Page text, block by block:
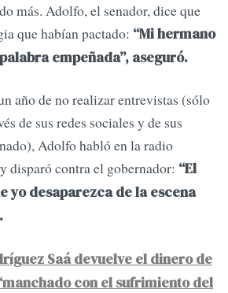
más. Adolfo, el senador, dice que
que habían pactado: “Mi hermano
empeñada”, aseguró.
año de no realizar entrevistas (sólo
de sus redes sociales y de sus
Adolfo habló en la radio
disparó contra el gobernador: “El
yo desaparezca de la escena
Saá devuelve el dinero de
con el sufrimiento del